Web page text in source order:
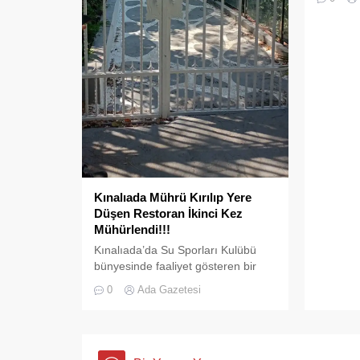
Kınalıada Mührü Kırılıp Yere
Düşen Restoran İkinci Kez
Mühürlendi!!!
Kınalıada’da Su Sporları Kulübü
bünyesinde faaliyet gösteren bir
adres uyuşmazlığı gerekçesiyle
0 Ada Gazetesi
nefes